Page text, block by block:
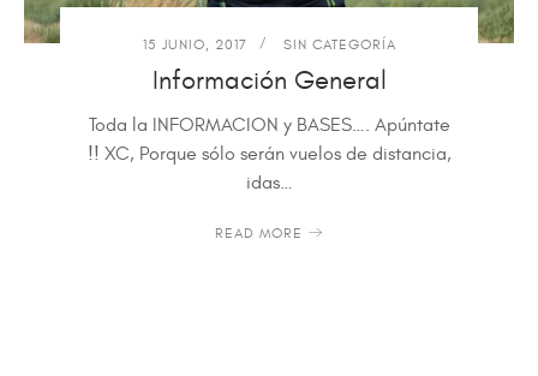
15 JUNIO, 2017 SIN CATEGORÍA
Información General
Toda la INFORMACION y BASES…. Apúntate
!! XC, Porque sólo serán vuelos de distancia,
idas…
READ MORE